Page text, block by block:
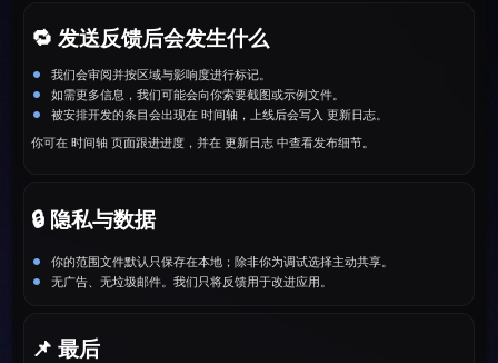
🔁 发送反馈后会发生什么
我们会审阅并按区域与影响度进行标记。
如需更多信息，我们可能会向你索要截图或示例文件。
被安排开发的条目会出现在 时间轴，上线后会写入 更新日志。
你可在 时间轴 页面跟进进度，并在 更新日志 中查看发布细节。
🔒 隐私与数据
你的范围文件默认只保存在本地；除非你为调试选择主动共享。
无广告、无垃圾邮件。我们只将反馈用于改进应用。
📌 最后